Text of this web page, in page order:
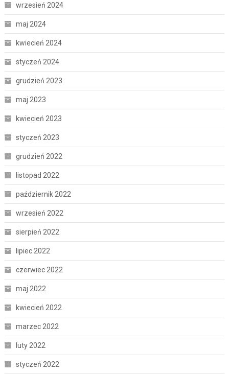
wrzesień 2024
maj 2024
kwiecień 2024
styczeń 2024
grudzień 2023
maj 2023
kwiecień 2023
styczeń 2023
grudzień 2022
listopad 2022
październik 2022
wrzesień 2022
sierpień 2022
lipiec 2022
czerwiec 2022
maj 2022
kwiecień 2022
marzec 2022
luty 2022
styczeń 2022